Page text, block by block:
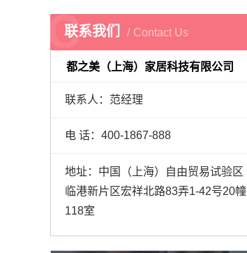
联系我们 Contact Us
C
都之美（上海）家居科技有限公司
联系人：范经理
电 话：400-1867-888
地址： 中国（上海）自由贸易试验区
临港新片区宏祥北路83弄1-42号20幢
118室